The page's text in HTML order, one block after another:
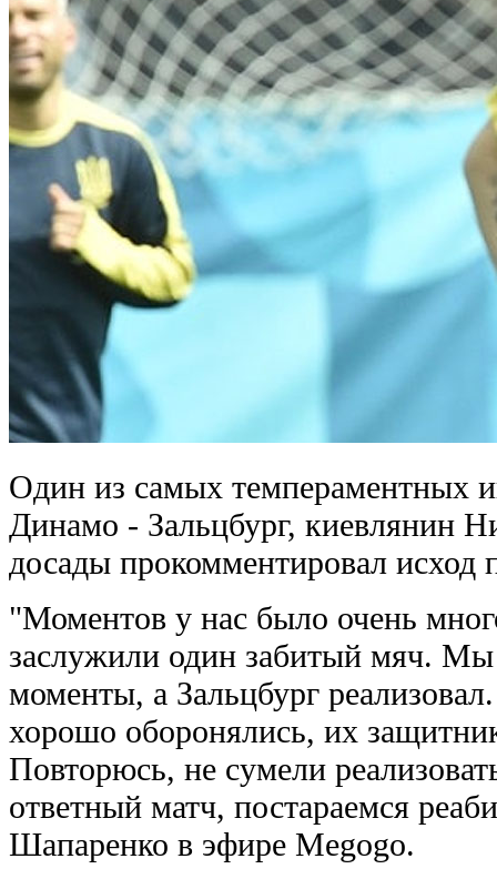
Один из самых темпераментных
Динамо - Зальцбург, киевлянин
досады прокомментировал исход
"Моментов у нас было очень
заслужили один забитый мяч. Мы
моменты, а Зальцбург
хорошо оборонялись, их
Повторюсь, не сумели
ответный матч, постараемся
Шапаренко в эфире Megogo.